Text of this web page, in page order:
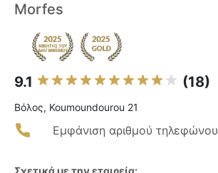
Morfes
9.1 (18)
Βόλος, Koumoundourou 21
Εμφάνιση αριθμού τηλεφώνου
Σχετικά με την εταιρεία: